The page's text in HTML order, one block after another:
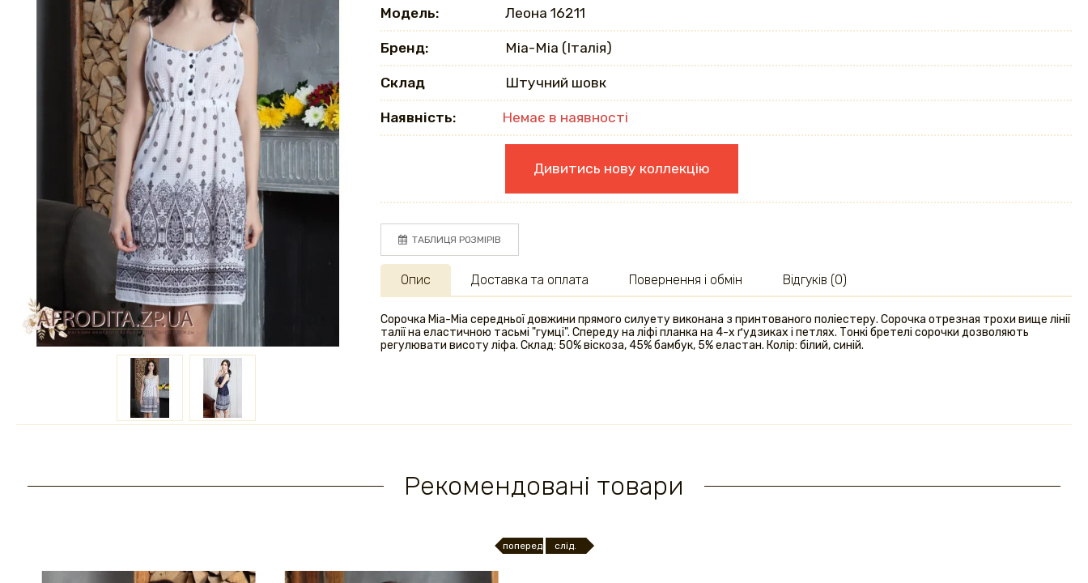
Модель: Леона 16211
Бренд: Mia-Mia (Італія)
Склад Штучний шовк
Наявність: Немає в наявності
Дивитись нову коллекцію
ТАБЛИЦЯ РОЗМІРІВ
Опис
Сорочка Mia-Mia середньої довжини прямого силуету виконана з принтованого поліестеру. Сорочка отрезная трохи вище лінії
талії на еластичною тасьмі "гумці". Спереду на ліфі планка на 4-х ґудзиках і петлях. Тонкі бретелі сорочки дозволяють
регулювати висоту ліфа. Склад: 50% віскоза, 45% бамбук, 5% еластан. Колір: білий, синій.
Доставка та оплата Повернення і обмін Відгуків (0)
Рекомендовані товари
поперед. слід.